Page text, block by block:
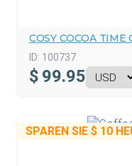
COSY COCOA TIME
ID: 100737
$ 99.95
SPAREN SIE $ 10